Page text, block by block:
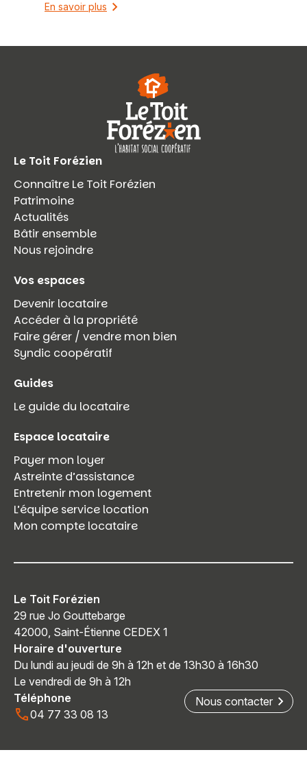
En savoir plus
Le Toit Forézien
Connaître Le Toit Forézien
Patrimoine
Actualités
Bâtir ensemble
Nous rejoindre
Vos espaces
Devenir locataire
Accéder à la propriété
Faire gérer / vendre mon bien
Syndic coopératif
Guides
Le guide du locataire
Espace locataire
Payer mon loyer
Astreinte d’assistance
Entretenir mon logement
L’équipe service location
Mon compte locataire
Le Toit Forézien
29 rue Jo Gouttebarge
42000, Saint-Étienne CEDEX 1
Horaire d'ouverture
Du lundi au jeudi de 9h à 12h et de 13h30 à 16h30
Le vendredi de 9h à 12h
Téléphone
04 77 33 08 13
Nous contacter